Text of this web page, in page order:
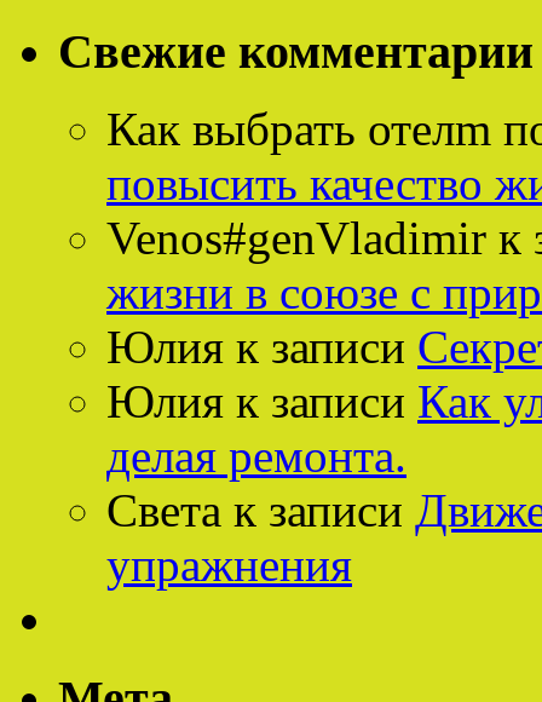
Свежие комментарии
Как выбрать отелm
повысить качество
Venos#genVladimir к
жизни в союзе с
Юлия к записи
Юлия к записи Как
делая ремонта.
Света к записи
упражнения